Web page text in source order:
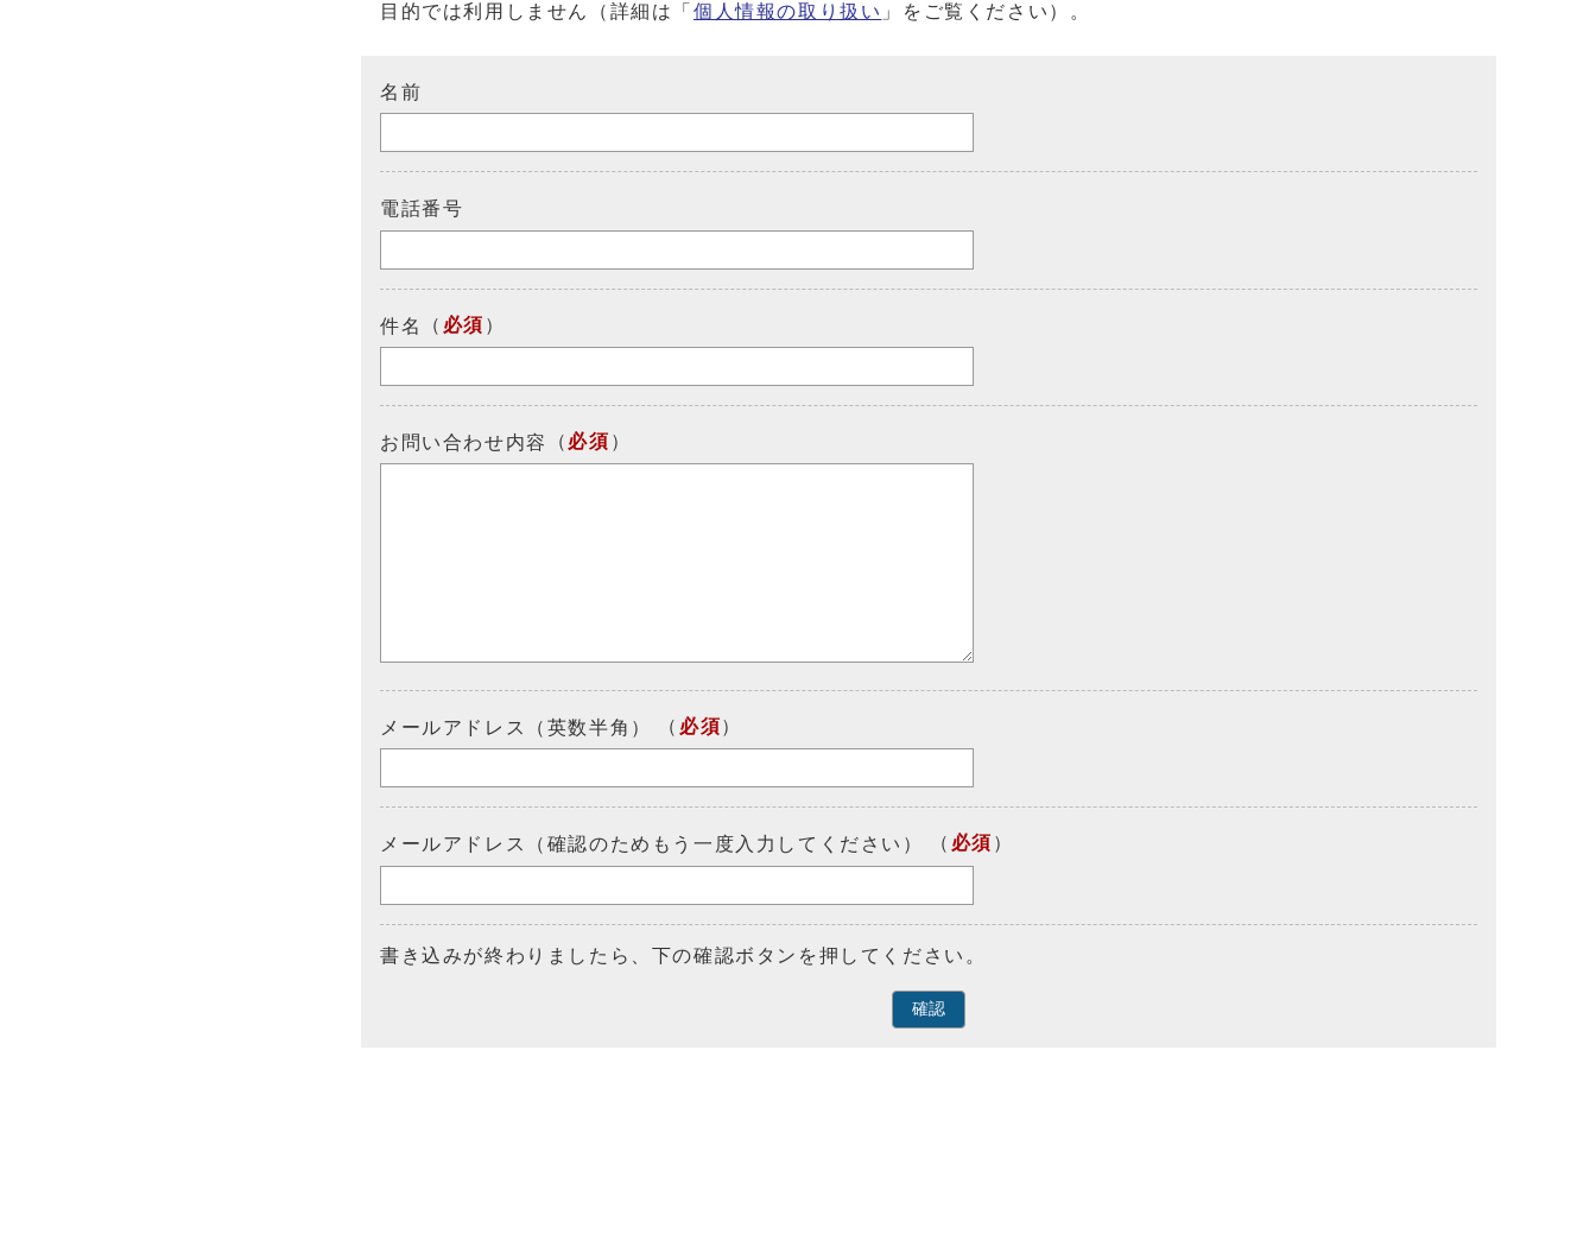
目的では利用しません（詳細は「 個人情報の取り扱い 」をご覧ください）。
名前
電話番号
件名 （ 必須 ）
お問い合わせ内容 （ 必須 ）
メールアドレス（英数半角） （ 必須）
メールアドレス（確認のためもう一度入力してください） （ 必須 ）
書き込みが終わりましたら、下の確認ボタンを押してください。
確認